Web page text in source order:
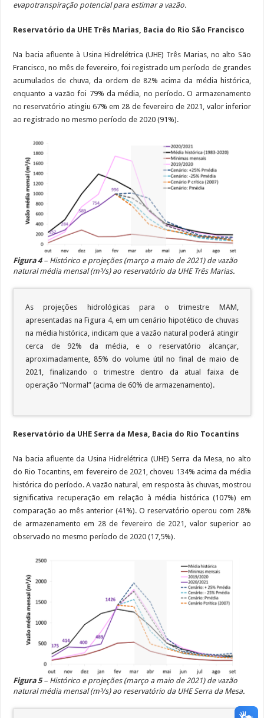
evapotranspiração potencial para estimar a vazão.
Reservatório da UHE Três Marias, Bacia do Rio São Francisco
Na bacia afluente à Usina Hidrelétrica (UHE) Três Marias, no alto São
Francisco, no mês de fevereiro, foi registrado um período de grandes
acumulados de chuva, da ordem de 82% acima da média histórica,
enquanto a vazão foi 79% da média, no período. O armazenamento
no reservatório atingiu 67% em 28 de fevereiro de 2021, valor inferior
ao registrado no mesmo período de 2020 (91%).
Figura 4– Histórico e projeções (março a maio de 2021) de vazão
natural média mensal (m³/s) ao reservatório da UHE Três Marias.
As projeções hidrológicas para o trimestre MAM,
apresentadas na Figura 4, em um cenário hipotético de chuvas
na média histórica, indicam que a vazão natural poderá atingir
cerca de 92% da média, e o reservatório alcançar,
aproximadamente, 85% do volume útil no final de maio de
2021, finalizando o trimestre dentro da atual faixa de
operação “Normal” (acima de 60% de armazenamento).
Reservatório da UHE Serra da Mesa, Bacia do Rio Tocantins
Na bacia afluente da Usina Hidrelétrica (UHE) Serra da Mesa, no alto
do Rio Tocantins, em fevereiro de 2021, choveu 134% acima da média
histórica do período. A vazão natural, em resposta às chuvas, mostrou
significativa recuperação em relação à média histórica (107%) em
comparação ao mês anterior (41%). O reservatório operou com 28%
de armazenamento em 28 de fevereiro de 2021, valor superior ao
observado no mesmo período de 2020 (17,5%).
Figura 5– Histórico e projeções (março a maio de 2021) de vazão
natural média mensal (m³/s) ao reservatório da UHE Serra da Mesa.